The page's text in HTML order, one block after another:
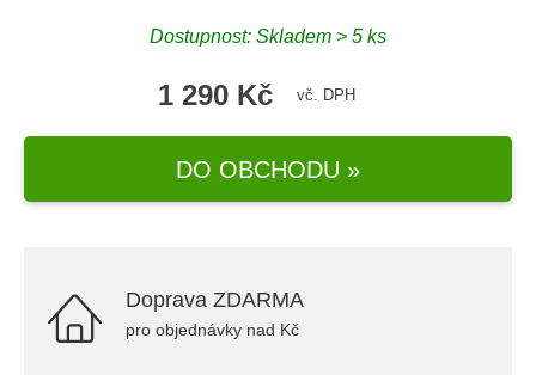
Dostupnost: Skladem > 5 ks
1 290 Kč vč. DPH
DO OBCHODU »
Doprava ZDARMA
pro objednávky nad Kč